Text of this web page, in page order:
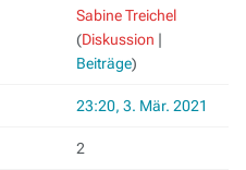
Sabine Treichel
(Diskussion |
Beiträge)
23:20, 3. Mär. 2021
2